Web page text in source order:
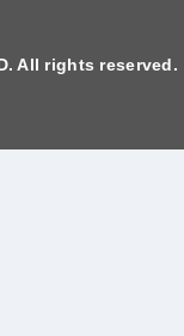
All rights reserved.